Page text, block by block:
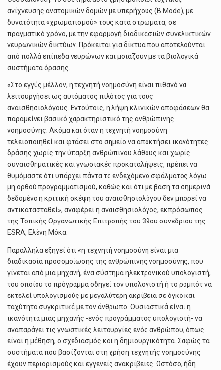
ανίχνευσης ανατομικών δομών με υπερήχους (Β Mode), με
δυνατότητα «χρωματισμού» τους κατά στρώματα, σε
πραγματικό χρόνο, με την εφαρμογή διαδικασιών συνελικτικών
νευρωνικών δικτύων. Πρόκειται για δίκτυα που αποτελούνται
από πολλά επίπεδα νευρώνων και μοιάζουν με τα βιολογικά
συστήματα όρασης.
«Στο εγγύς μέλλον, η τεχνητή νοημοσύνη είναι πιθανό να
λειτουργήσει ως αυτόματος πιλότος για τους
αναισθησιολόγους. Εντούτοις, η λήψη κλινικών αποφάσεων θα
παραμείνει βασικό χαρακτηριστικό της ανθρώπινης
νοημοσύνης. Ακόμα και όταν η τεχνητή νοημοσύνη
τελειοποιηθεί και φτάσει στο σημείο να αποκτήσει ικανότητες
δράσης χωρίς την ύπαρξη ανθρώπινου λάθους και χωρίς
συναισθηματικές και γνωσιακές προκαταλήψεις, πρέπει να
θυμόμαστε ότι υπάρχει πάντα το ενδεχόμενο σφάλματος λόγω
μη ορθού προγραμματισμού, καθώς και ότι με βάση τα σημερινά
δεδομένα η κριτική σκέψη του αναισθησιολόγου δεν μπορεί να
αντικατασταθεί», αναφέρει η αναισθησιολόγος, εκπρόσωπος
της Τοπικής Οργανωτικής Επιτροπής του 39ου συνεδρίου της
ΕSRA, Ελένη Μόκα.
Παράλληλα εξηγεί ότι «η τεχνητή νοημοσύνη είναι μια
διαδικασία προσομοίωσης της ανθρώπινης νοημοσύνης, που
γίνεται από μια μηχανή, ένα σύστημα ηλεκτρονικού υπολογιστή,
του οποίου το πρόγραμμα οδηγεί τον υπολογιστή ή το ρομπότ να
εκτελεί υπολογισμούς με μεγαλύτερη ακρίβεια σε όγκο και
ταχύτητα συγκριτικά με τον άνθρωπο. Ουσιαστικά είναι η
ικανότητα μιας μηχανής -ενός προγράμματος υπολογιστή- να
αναπαράγει τις γνωστικές λειτουργίες ενός ανθρώπου, όπως
είναι η μάθηση, ο σχεδιασμός και η δημιουργικότητα. Σαφώς τα
συστήματα που βασίζονται στη χρήση τεχνητής νοημοσύνης
έχουν περιορισμούς και εγγενείς ανακρίβειες. Ωστόσο, ήδη